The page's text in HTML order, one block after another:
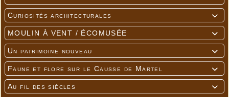

Curiosités architecturales

MOULIN À VENT / ÉCOMUSÉE

Un patrimoine nouveau

Faune et flore sur le Causse de Martel

Au fil des siècles